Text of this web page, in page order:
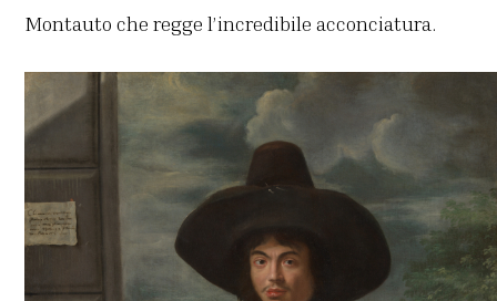
Montauto che regge l’incredibile acconciatura.